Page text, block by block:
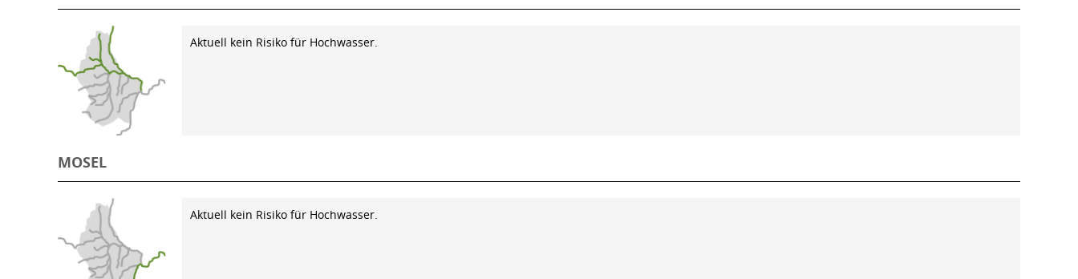
Aktuell kein Risiko für Hochwasser.
MOSEL
Aktuell kein Risiko für Hochwasser.